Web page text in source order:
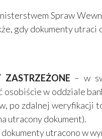
Spraw
gdy dokumenty
– w
w oddziale
po zdalnej weryfikacji
utracony dokument).
utracono w